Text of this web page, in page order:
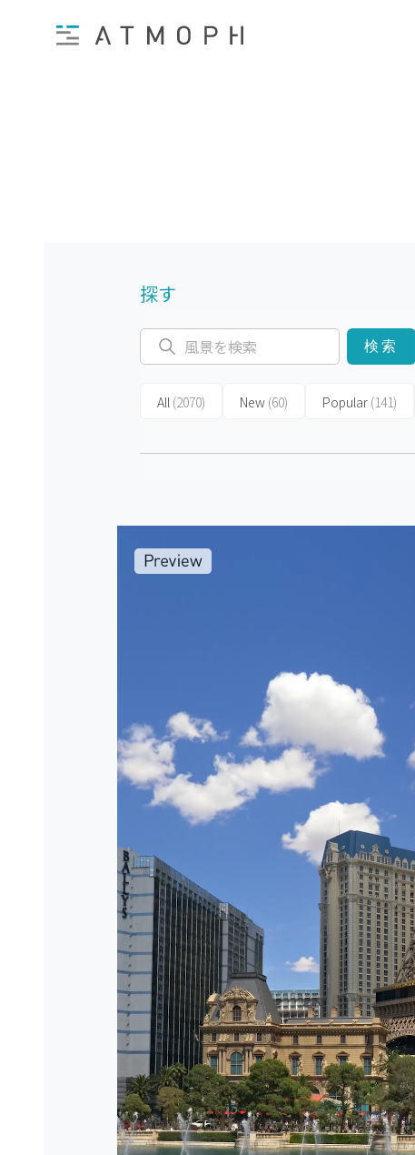
探す
検索
All (2070) New (60) Popular (141)